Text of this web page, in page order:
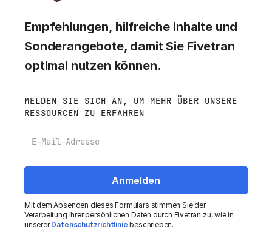
Empfehlungen, hilfreiche Inhalte und
Sonderangebote, damit Sie Fivetran
optimal nutzen können.
MELDEN SIE SICH AN, UM MEHR ÜBER UNSERE
RESSOURCEN ZU ERFAHREN
Mit dem Absenden dieses Formulars stimmen Sie der
Verarbeitung Ihrer persönlichen Daten durch Fivetran zu, wie in
unsererDatenschutzrichtlinie beschrieben.